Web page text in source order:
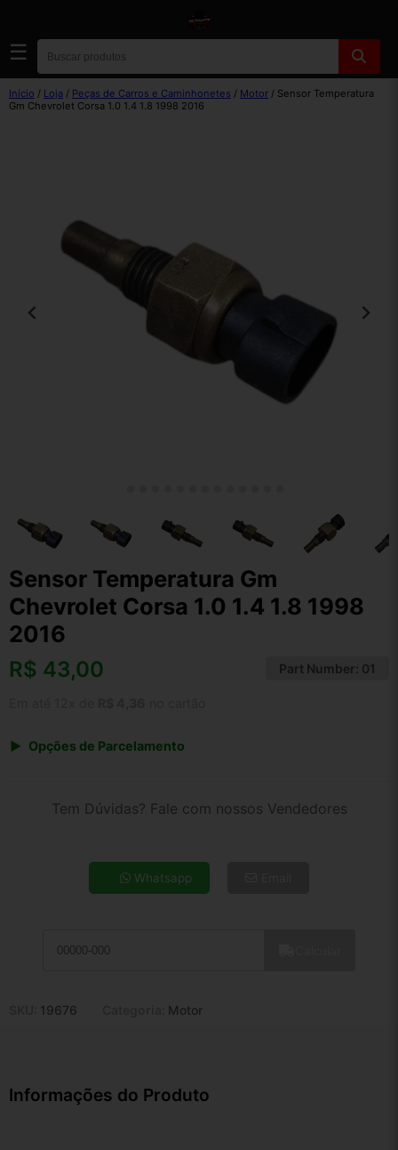
☰
Início / Loja / Peças de Carros e Caminhonetes / Motor / Sensor Temperatura
Gm Chevrolet Corsa 1.0 1.4 1.8 1998 2016
Sensor Temperatura Gm
Chevrolet Corsa 1.0 1.4 1.8 1998
2016
R$ 43,00 Part Number: 01
Opções de Parcelamento
9x de R$ 5,62
Tem Dúvidas? Fale com nossos Vendedores
Whatsapp
19676 Motor
Informações do Produto